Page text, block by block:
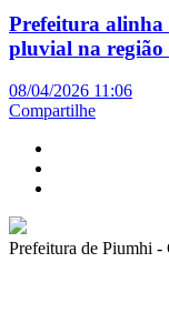
Prefeitura alinha
pluvial na região
08/04/2026 11:06
Compartilhe
Prefeitura de Piumhi -